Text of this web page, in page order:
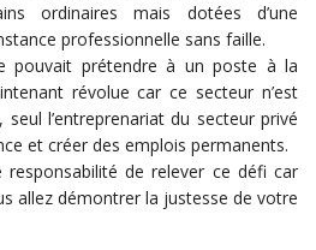
ordinaires mais dotées d’une
professionnelle sans faille.
pouvait prétendre à un poste à la
révolue car ce secteur n’est
l’entreprenariat du secteur privé
et créer des emplois permanents.
de relever ce défi car
allez démontrer la justesse de votre